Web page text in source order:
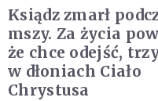
Ksiądz zmarł
mszy. Za życia
że chce odejść,
w dłoniach Ciało
Chrystusa